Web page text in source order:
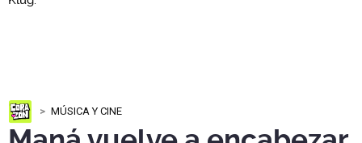
MÚSICA Y CINE